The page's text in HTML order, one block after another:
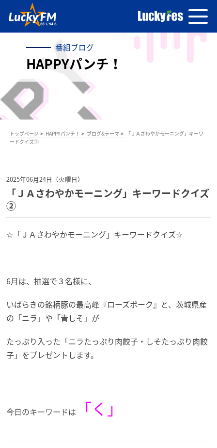
番組ブログ
HAPPYパンチ！
トップページ HAPPYパンチ！ ブログ&テーマ
「ＪＡさわやかモーニング」キーワ
ードクイズ②
2025年06月24日（火曜日）
「ＪＡさわやかモーニング」キーワードクイズ
②
☆「ＪＡさわやかモーニング」キーワードクイズ☆
6月は、抽選で３名様に、
いばらきの銘柄豚の最高峰『ローズポーク』と、茨城県産
の「ニラ」や「青しそ」が
たっぷり入った「ニラたっぷり肉餃子・しそたっぷり肉餃
子」をプレゼントします。
今日のキーワードは 「く 」